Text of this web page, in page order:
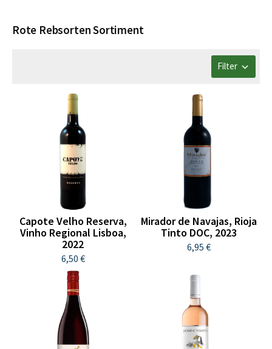
Rote Rebsorten Sortiment
Filter
Capote Velho Reserva,
Vinho Regional Lisboa,
2022
6,50 €
Mirador de Navajas, Rioja
Tinto DOC, 2023
6,95 €